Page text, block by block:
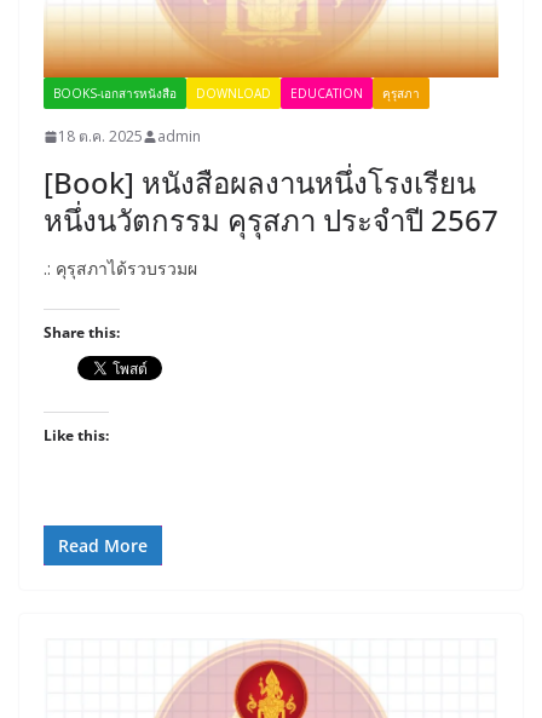
BOOKS-เอกสารหนังสือ DOWNLOAD EDUCATION คุรุสภา
18 ต.ค. 2025 admin
[Book] หนังสือผลงานหนึ่งโรงเรียน
หนึ่งนวัตกรรม คุรุสภา ประจำปี 2567
.: คุรุสภาได้รวบรวมผ
Share this:
Like this:
Read More